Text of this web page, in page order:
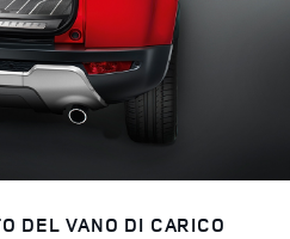
DEL VANO DI CARICO